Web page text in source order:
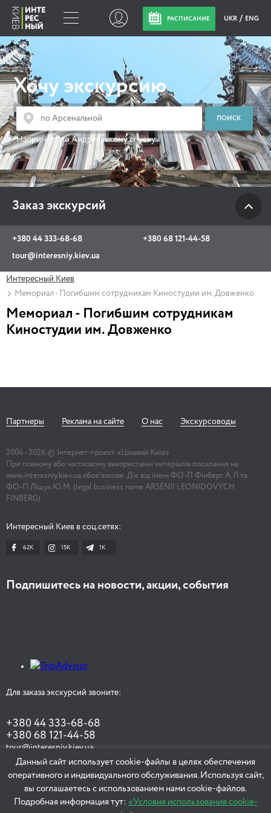
РАСПИСАНИЕ UKR ENG
Хочу экскурсию
Например:по Андреевскому спуску
Заказ экскурсий
+380 44 333-68-68
+380 68 121-44-58
tour@interesniy.kiev.ua
Заказ экскурсий
+380 44 333-68-68
+380 68 121-44-58
tour@interesniy.kiev.ua
с 10.00 до 19:30 ежедневно
Интересный Киев
Мемориал - Погибшим сотрудникам Киностудии им. Довженко
Мемориал - Погибшим сотрудникам
Киностудии им. Довженко
Партнеры Реклама на сайте О нас Экскурсоводы
2004 - 2026 © Інтернет-проект «Цікавий Київ»
При повному або частковому використанні матеріалів посилання на
www.interesniy.kiev.ua обов'язкове. Діє від імені ФО-П Фінберг А.Л та
ФО-П Ліщук Ю.М. (legal business name ARSENII LEONIDOVYCH
FINBERG)
Интересный Киев в соц.сетях:
62K 15K 1К
Подпишитесь на новости, акции, события
Для заказа экскурсий звоните:
+380 44 333-68-68
+380 68 121-44-58
tour@interesniy.kiev.ua
ЗАКАЗАТЬ ЭКСКУРСИЮ
Данный сайт использует cookie-файлы в целях обеспечения
оперативного и индивидуального обслуживания. Используя сайт,
вы соглашаетесь с использованием нами cookie-файлов.
Подробная информация тут: «Условия использования cookie-